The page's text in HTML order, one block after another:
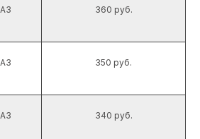
А3 360 руб.
А3 350 руб.
А3 340 руб.